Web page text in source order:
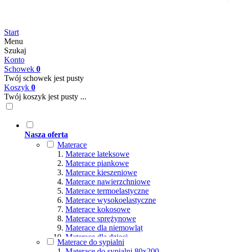
Start
Menu
Szukaj
Konto
Schowek 0
Twój schowek jest pusty
Koszyk 0
Twój koszyk jest pusty ...
Nasza oferta
Materace
Materace lateksowe
Materace piankowe
Materace kieszeniowe
Materace nawierzchniowe
Materace termoelastyczne
Materace wysokoelastyczne
Materace kokosowe
Materace sprężynowe
Materace dla niemowląt
Materace dla dzieci
Materace hybrydowe
Materace do sypialni